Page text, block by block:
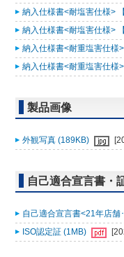
納入仕様書<耐塩害仕様>
納入仕様書<耐塩害仕様>
納入仕様書<耐重塩害仕様
納入仕様書<耐重塩害仕様
製品画像
外観写真 (189KB)
自己適合宣言書・
自己適合宣言書<21年店舗
ISO認定証 (1MB)